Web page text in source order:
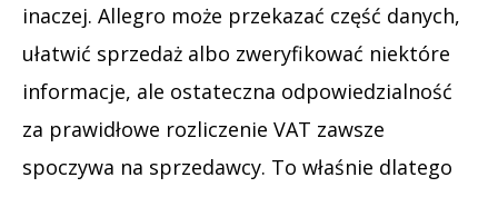
inaczej. Allegro może przekazać część danych,
ułatwić sprzedaż albo zweryfikować niektóre
informacje, ale ostateczna odpowiedzialność
za prawidłowe rozliczenie VAT zawsze
spoczywa na sprzedawcy. To właśnie dlatego